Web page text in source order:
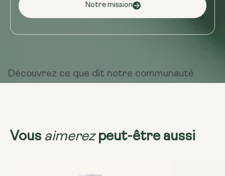
Notre mission
Découvrez ce que dit notre communauté
Vous aimerezpeut-être aussi